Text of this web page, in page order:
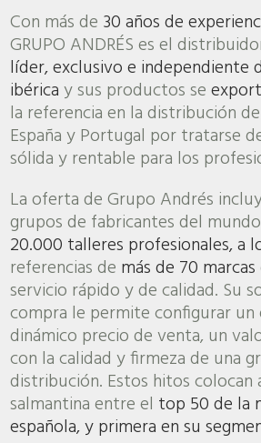
Con más de 30 años de
GRUPO ANDRÉS es el
líder, exclusivo e independiente
ibéricay sus productos se
la referencia en la distribución
España y Portugal por tratarse
sólida y rentable para los
La oferta de Grupo Andrés
grupos de fabricantes del
20.000 talleres profesionales, a
referencias de más de 70 marcas
servicio rápido y de calidad. Su
compra le permite configurar
dinámico precio de venta, un
con la calidad y firmeza de una
distribución. Estos hitos colocan
salmantina entre el top 50 de la
española, y primera en su